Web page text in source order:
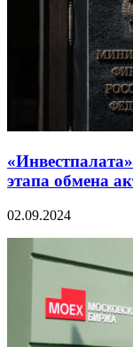
этапа обмена
02.09.2024